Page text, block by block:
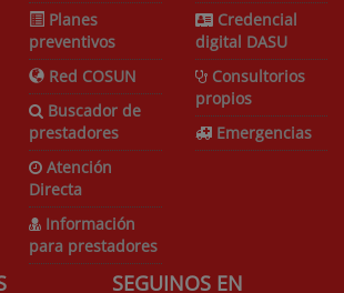
Planes
preventivos
Red COSUN
Buscador de
prestadores
Atención
Directa
Información
para prestadores
Credencial
digital DASU
Consultorios
propios
Emergencias
SEGUINOS EN